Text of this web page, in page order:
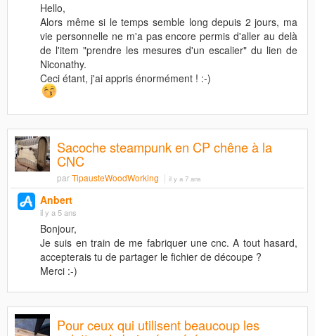
Hello,
Alors même si le temps semble long depuis 2 jours, ma
vie personnelle ne m'a pas encore permis d'aller au delà
de l'item "prendre les mesures d'un escalier" du lien de
Niconathy.
Ceci étant, j'ai appris énormément ! :-)
Sacoche steampunk en CP chêne à la
CNC
parTipausteWoodWorking il y a 7 ans
Anbert
il y a 5 ans
Bonjour,
Je suis en train de me fabriquer une cnc. A tout hasard,
accepterais tu de partager le fichier de découpe ?
Merci :-)
Pour ceux qui utilisent beaucoup les